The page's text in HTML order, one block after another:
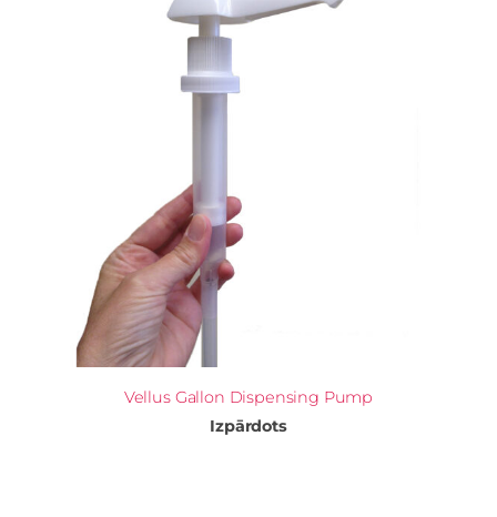
Vellus Gallon Dispensing Pump
Izpārdots